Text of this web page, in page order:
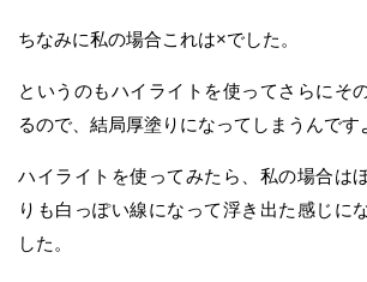
ちなみに私の場合これは×でした。
というのもハイライトを使ってさらにそ
るので、結局厚塗りになってしまうんです
ハイライトを使ってみたら、私の場合は
りも白っぽい線になって浮き出た感じに
した。